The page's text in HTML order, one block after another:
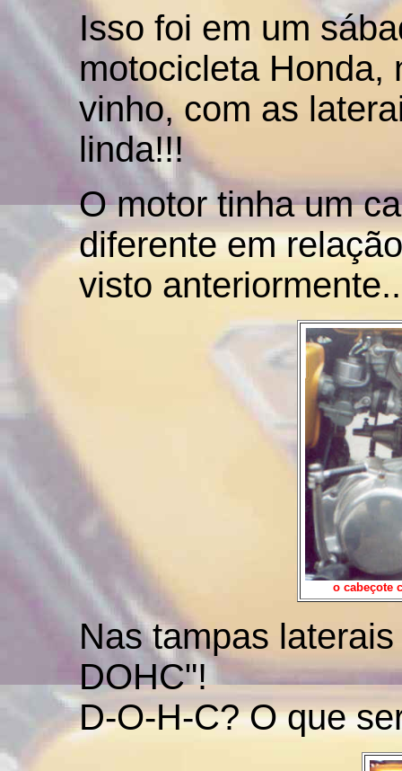
Isso foi em um
motocicleta Honda,
vinho, com as
linda!!!
O motor tinha um
diferente em
visto
o cabeçote
Nas tampas
DOHC"!
D-O-H-C? O que